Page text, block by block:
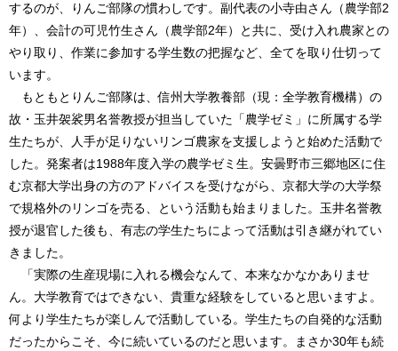
するのが、りんご部隊の慣わしです。副代表の小寺由さん（農学部2
年）、会計の可児竹生さん（農学部2年）と共に、受け入れ農家との
やり取り、作業に参加する学生数の把握など、全てを取り仕切って
います。
もともとりんご部隊は、信州大学教養部（現：全学教育機構）の
故・玉井袈裟男名誉教授が担当していた「農学ゼミ」に所属する学
生たちが、人手が足りないリンゴ農家を支援しようと始めた活動で
した。発案者は1988年度入学の農学ゼミ生。安曇野市三郷地区に住
む京都大学出身の方のアドバイスを受けながら、京都大学の大学祭
で規格外のリンゴを売る、という活動も始まりました。玉井名誉教
授が退官した後も、有志の学生たちによって活動は引き継がれてい
きました。
「実際の生産現場に入れる機会なんて、本来なかなかありませ
ん。大学教育ではできない、貴重な経験をしていると思いますよ。
何より学生たちが楽しんで活動している。学生たちの自発的な活動
だったからこそ、今に続いているのだと思います。まさか30年も続